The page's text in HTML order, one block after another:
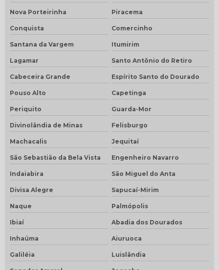
Nova Porteirinha Piracema
Conquista Comercinho
Santana da Vargem Itumirim
Lagamar Santo Antônio do Retiro
Cabeceira Grande Espírito Santo do Dourado
Pouso Alto Capetinga
Periquito Guarda-Mor
Divinolândia de Minas Felisburgo
Machacalis Jequitaí
São Sebastião da Bela Vista Engenheiro Navarro
Indaiabira São Miguel do Anta
Divisa Alegre Sapucaí-Mirim
Naque Palmópolis
Ibiaí Abadia dos Dourados
Inhaúma Aiuruoca
Galiléia Luislândia